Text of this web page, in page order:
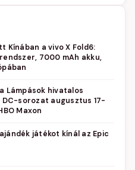
Kínában a vivo X Fold6:
7000 mAh akku,
Lámpások hivatalos
sorozat augusztus 17-
Maxon
játékot kínál az Epic